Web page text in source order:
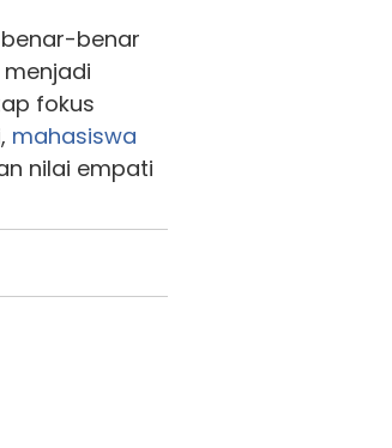
benar
fokus
mahasiswa
nilai empati